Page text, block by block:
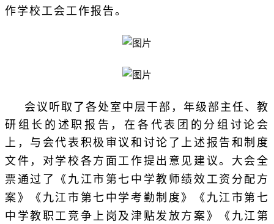
作学校工会工作报告。
会议听取了各处室中层干部，年级部主任、教
研组长的述职报告，在各代表团的分组讨论会
上，与会代表积极审议和讨论了上述报告和制度
文件，对学校各方面工作提出意见建议。 大会全
票通过了《九江市第七中学教师绩效工资分配方
案》《九江市第七中学考勤制度》《九江市第七
中学教职工竞争上岗及津贴发放方案》《九江第